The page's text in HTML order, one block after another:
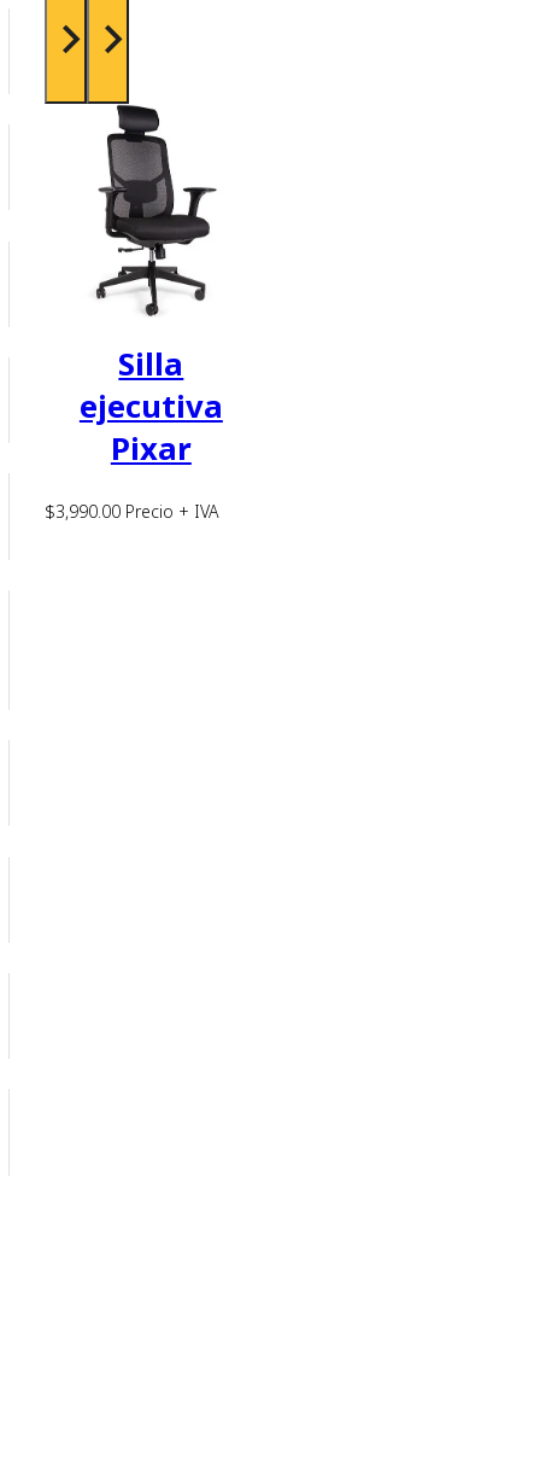
Silla
ejecutiva
Pixar
$3,990.00Precio + IVA